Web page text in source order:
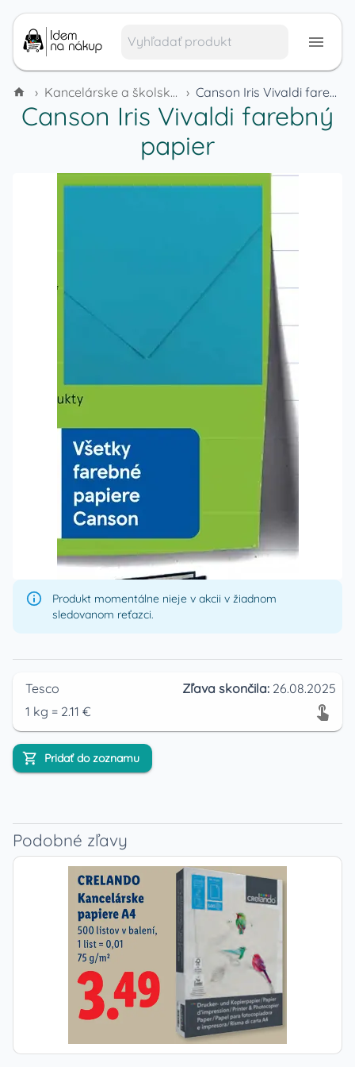
› Kancelárske a školské potreby › Canson Iris Vivaldi farebný papier
Canson Iris Vivaldi farebný
papier
Produkt momentálne nieje v akcii v žiadnom
sledovanom reťazci.
Tesco Zľava skončila: 26.08.2025
1 kg = 2.11 €
Pridať do zoznamu
Podobné zľavy